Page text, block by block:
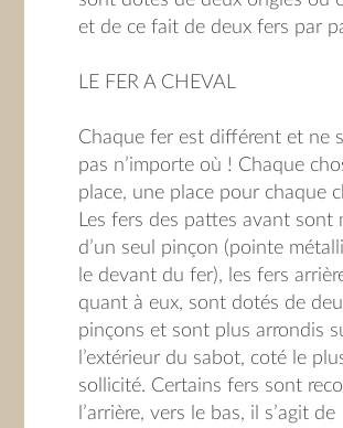
et de ce fait de deux fers par
LE FER A CHEVAL
Chaque fer est différent et ne
pas n’importe où ! Chaque
place, une place pour chaque
Les fers des pattes avant sont
d’un seul pinçon (pointe
le devant du fer), les fers
quant à eux, sont dotés de
pinçons et sont plus arrondis
l’extérieur du sabot, coté le
sollicité. Certains fers sont
l’arrière, vers le bas, il s’agit de